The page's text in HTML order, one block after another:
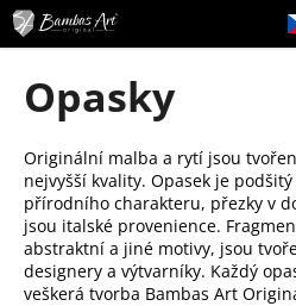
Přejít
na
obsah
Opasky
Originální malba a rytí jsou
nejvyšší kvality. Opasek je
přírodního charakteru, přezky v
jsou italské provenience.
abstraktní a jiné motivy, jsou
designery a výtvarníky. Každý
veškerá tvorba Bambas Art
K
o
o
p
o
t
ř